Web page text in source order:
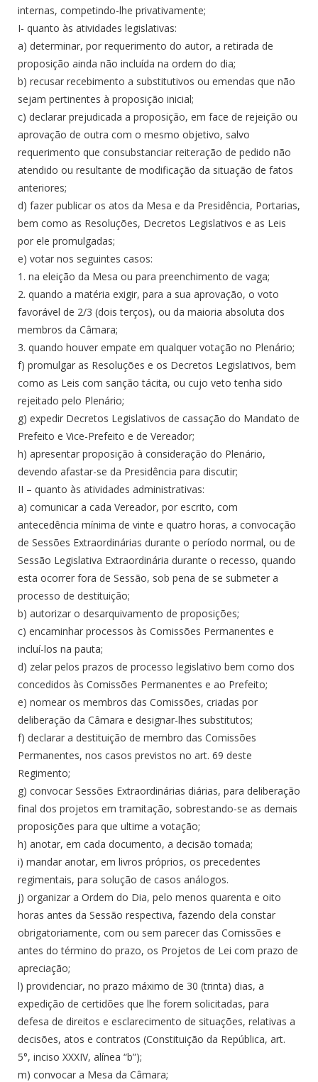
internas, competindo-lhe privativamente;
I- quanto às atividades legislativas:
a) determinar, por requerimento do autor, a retirada de
proposição ainda não incluída na ordem do dia;
b) recusar recebimento a substitutivos ou emendas que não
sejam pertinentes à proposição inicial;
c) declarar prejudicada a proposição, em face de rejeição ou
aprovação de outra com o mesmo objetivo, salvo
requerimento que consubstanciar reiteração de pedido não
atendido ou resultante de modificação da situação de fatos
anteriores;
d) fazer publicar os atos da Mesa e da Presidência, Portarias,
bem como as Resoluções, Decretos Legislativos e as Leis
por ele promulgadas;
e) votar nos seguintes casos:
1. na eleição da Mesa ou para preenchimento de vaga;
2. quando a matéria exigir, para a sua aprovação, o voto
favorável de 2/3 (dois terços), ou da maioria absoluta dos
membros da Câmara;
3. quando houver empate em qualquer votação no Plenário;
f) promulgar as Resoluções e os Decretos Legislativos, bem
como as Leis com sanção tácita, ou cujo veto tenha sido
rejeitado pelo Plenário;
g) expedir Decretos Legislativos de cassação do Mandato de
Prefeito e Vice-Prefeito e de Vereador;
h) apresentar proposição à consideração do Plenário,
devendo afastar-se da Presidência para discutir;
II – quanto às atividades administrativas:
a) comunicar a cada Vereador, por escrito, com
antecedência mínima de vinte e quatro horas, a convocação
de Sessões Extraordinárias durante o período normal, ou de
Sessão Legislativa Extraordinária durante o recesso, quando
esta ocorrer fora de Sessão, sob pena de se submeter a
processo de destituição;
b) autorizar o desarquivamento de proposições;
c) encaminhar processos às Comissões Permanentes e
incluí-los na pauta;
d) zelar pelos prazos de processo legislativo bem como dos
concedidos às Comissões Permanentes e ao Prefeito;
e) nomear os membros das Comissões, criadas por
deliberação da Câmara e designar-lhes substitutos;
f) declarar a destituição de membro das Comissões
Permanentes, nos casos previstos no art. 69 deste
Regimento;
g) convocar Sessões Extraordinárias diárias, para deliberação
final dos projetos em tramitação, sobrestando-se as demais
proposições para que ultime a votação;
h) anotar, em cada documento, a decisão tomada;
i) mandar anotar, em livros próprios, os precedentes
regimentais, para solução de casos análogos.
j) organizar a Ordem do Dia, pelo menos quarenta e oito
horas antes da Sessão respectiva, fazendo dela constar
obrigatoriamente, com ou sem parecer das Comissões e
antes do término do prazo, os Projetos de Lei com prazo de
apreciação;
l) providenciar, no prazo máximo de 30 (trinta) dias, a
expedição de certidões que lhe forem solicitadas, para
defesa de direitos e esclarecimento de situações, relativas a
decisões, atos e contratos (Constituição da República, art.
5°, inciso XXXIV, alínea “b”);
m) convocar a Mesa da Câmara;